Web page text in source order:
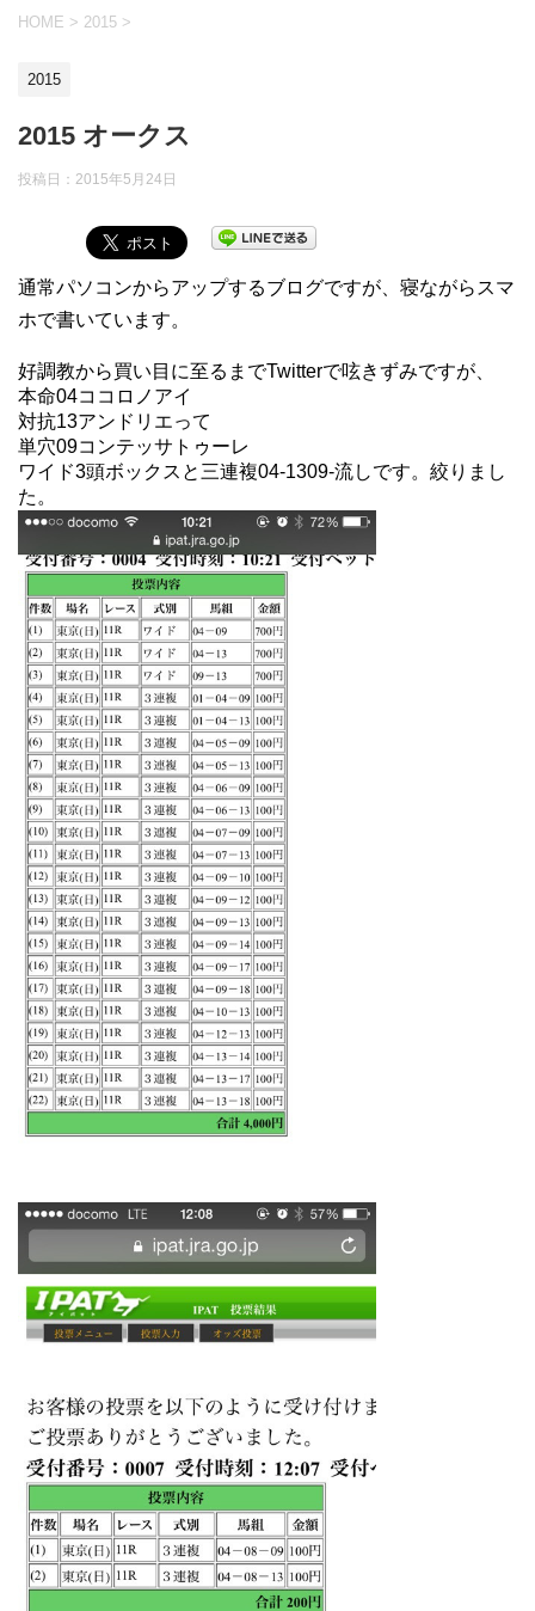
HOME > 2015 >
2015
2015 オークス
投稿日： 2015年5月24日
通常パソコンからアップするブログですが、寝ながらスマ
ホで書いています。
好調教から買い目に至るまでTwitterで呟きずみですが、
本命04ココロノアイ
対抗13アンドリエって
単穴09コンテッサトゥーレ
ワイド3頭ボックスと三連複04-1309-流しです。絞りまし
た。